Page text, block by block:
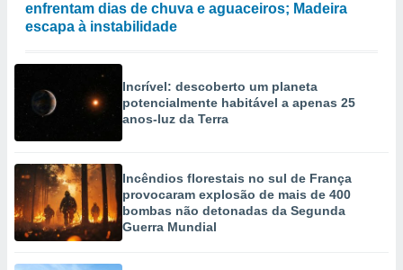
enfrentam dias de chuva e aguaceiros; Madeira
escapa à instabilidade
Incrível: descoberto um planeta
potencialmente habitável a apenas 25
anos-luz da Terra
Incêndios florestais no sul de França
provocaram explosão de mais de 400
bombas não detonadas da Segunda
Guerra Mundial